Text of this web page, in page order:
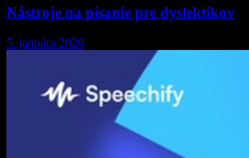
Nástroje na písanie pre dyslektikov
5. januára 2026